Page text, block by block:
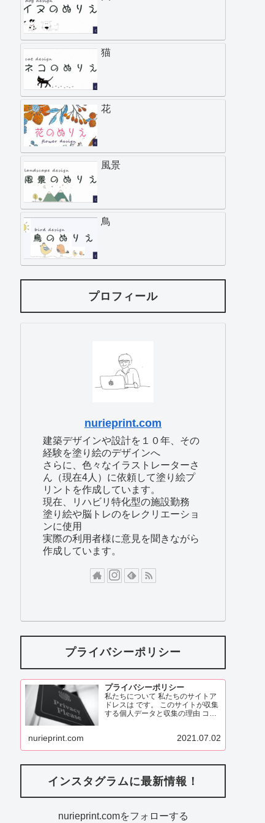
猫
花
風景
鳥
プロフィール
nurieprint.com
建築デザインや設計を１０年、その
経験を塗り絵のデザインへ
さらに、色々なイラストレーターさ
ん（現在4人）に依頼して塗り絵プ
リントを作成しています。
現在、リハビリ特化型の施設勤務
塗り絵や脳トレのをレクリエーショ
ンに使用
実際の利用者様に意見を聞きながら
作成しています。
プライバシーポリシー
プライバシーポリシー
私たちについて 私たちのサイトア
ドレスは です。 このサイトが収集
する個人データと収集の理由 コメ
表示されているデータ、
nurieprint.com 2021.07.02
インスタグラムに最新情報！
nurieprint.comをフォローする